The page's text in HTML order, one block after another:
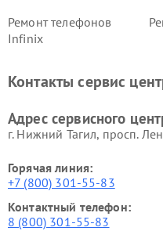
Ремонт телефонов
Infinix
Контакты сервис
Адрес сервисного
г. Нижний Тагил, просп.
Горячая линия:
+7 (800) 301-55-83
Контактный телефон:
8 (800) 301-55-83